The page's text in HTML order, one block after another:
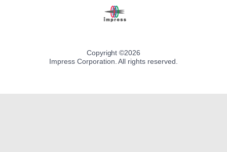
Copyright ©2026
Impress Corporation. All rights reserved.